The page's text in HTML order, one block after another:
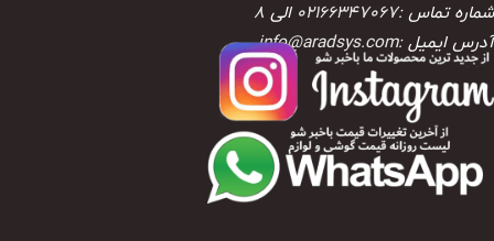
شماره تماس :02166347067 الی 8
آدرس ایمیل :info@aradsys.com